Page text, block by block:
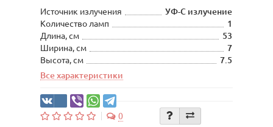
Источник излучения
УФ-С излучение
Количество ламп
1
Длина, см
53
Ширина, см
7
Высота, см
7.5
Все характеристики
0